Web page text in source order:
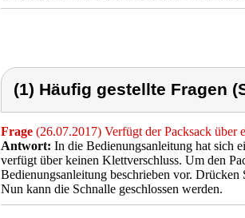
(1) Häufig gestellte Fragen
Frage (26.07.2017) Verfügt der Packsack über
Antwort: In die Bedienungsanleitung hat sich
verfügt über keinen Klettverschluss. Um den
Bedienungsanleitung beschrieben vor.
Nun kann die Schnalle geschlossen werden.